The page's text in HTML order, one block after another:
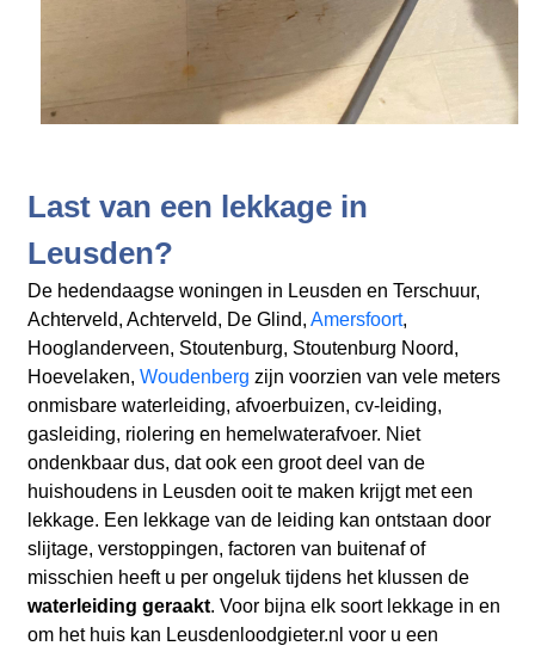
Last van een lekkage in
Leusden?
De hedendaagse woningen in Leusden en Terschuur,
Achterveld, Achterveld, De Glind, Amersfoort,
Hooglanderveen, Stoutenburg, Stoutenburg Noord,
Hoevelaken, Woudenberg zijn voorzien van vele meters
onmisbare waterleiding, afvoerbuizen, cv-leiding,
gasleiding, riolering en hemelwaterafvoer. Niet
ondenkbaar dus, dat ook een groot deel van de
huishoudens in Leusden ooit te maken krijgt met een
lekkage. Een lekkage van de leiding kan ontstaan door
slijtage, verstoppingen, factoren van buitenaf of
misschien heeft u per ongeluk tijdens het klussen de
waterleiding geraakt. Voor bijna elk soort lekkage in en
om het huis kan Leusdenloodgieter.nl voor u een